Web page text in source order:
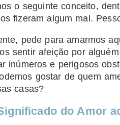
o seguinte conceito,
fizeram algum mal.
pede para amarmos
sentir afeição por
inúmeros e perigosos
gostar de quem
casas?
do Amor